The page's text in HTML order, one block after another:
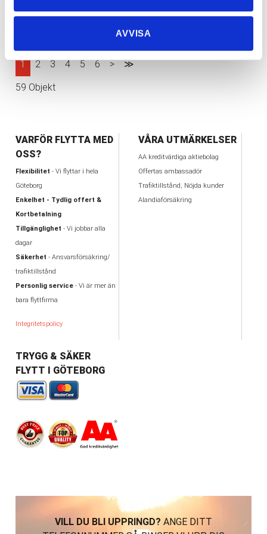
AVVISA
1 2 3 4 5 6 > ≫
59 Objekt
VARFÖR FLYTTA MED
OSS?
Flexibilitet - Vi flyttar i hela
Göteborg
Enkelhet - Tydlig offert &
Kortbetalning
Tillgänglighet - Vi jobbar alla
dagar
Säkerhet - Ansvarsförsäkring/
trafiktillstånd
Personlig service- Vi är mer än
bara flyttfirma
Integritetspolicy
VÅRA UTMÄRKELSER
AA kreditvärdiga aktiebolag
Offertas ambassadör
Trafiktillstånd, Nöjda kunder
Alandiaförsäkring
TRYGG & SÄKER
FLYTT I GÖTEBORG
VILL DU BLI UPPRINGD? ANGE DITT